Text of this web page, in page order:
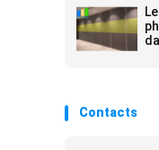
Contacts